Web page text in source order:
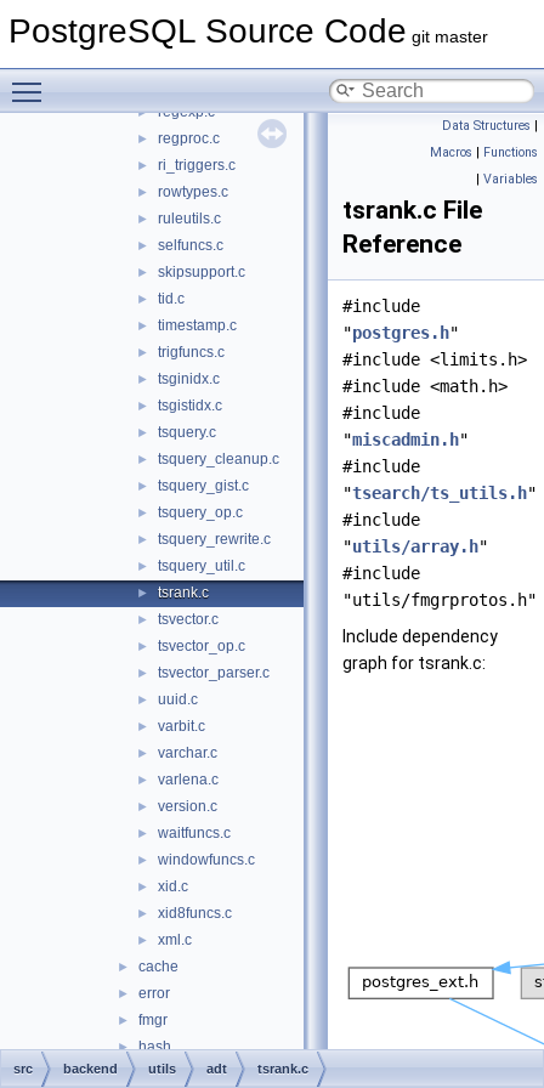
PostgreSQL Source Code git master
► rangetypes_selfuncs.c
► regexp.c
► regproc.c
► ri_triggers.c
► rowtypes.c
► ruleutils.c
► selfuncs.c
► skipsupport.c
► tid.c
► timestamp.c
► trigfuncs.c
► tsginidx.c
► tsgistidx.c
► tsquery.c
► tsquery_cleanup.c
► tsquery_gist.c
► tsquery_op.c
► tsquery_rewrite.c
► tsquery_util.c
► tsrank.c
► tsvector.c
► tsvector_op.c
► tsvector_parser.c
► uuid.c
► varbit.c
► varchar.c
► varlena.c
► version.c
► waitfuncs.c
► windowfuncs.c
► xid.c
► xid8funcs.c
► xml.c
► cache
► error
► fmgr
► hash
init
Data Structures |
Macros | Functions
| Variables
tsrank.c File
Reference
#include
"postgres.h"
#include <limits.h>
#include <math.h>
#include
"miscadmin.h"
#include
"tsearch/ts_utils.h"
#include
"utils/array.h"
#include
"utils/fmgrprotos.h"
Include dependency
graph for tsrank.c:
src backend utils adt tsrank.c